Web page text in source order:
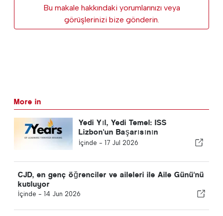
Bu makale hakkındaki yorumlarınızı veya
görüşlerinizi bize gönderin.
More in
Yedi Yıl, Yedi Temel: ISS
Lizbon'un Başarısının
Arkasındaki Sütunlar
İçinde - 17 Jul 2026
CJD, en genç öğrenciler ve aileleri ile Aile Günü'nü
kutluyor
İçinde - 14 Jun 2026